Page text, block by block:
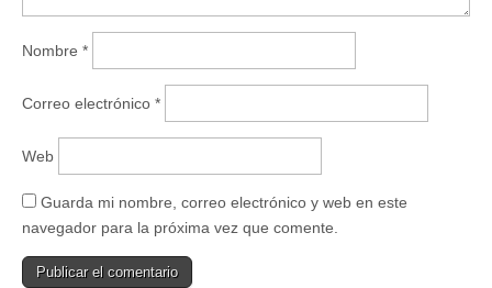
Nombre *
Correo electrónico *
Web
Guarda mi nombre, correo electrónico y web en este
navegador para la próxima vez que comente.